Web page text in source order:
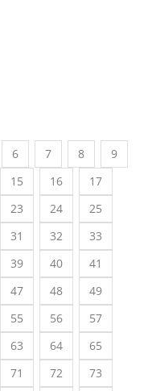
6 7 8
9
15 16
17
23 24
25
31 32
33
39 40
41
47 48
49
55 56
57
63 64
65
71 72
73